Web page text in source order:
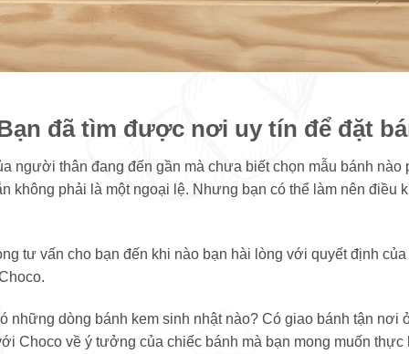
đã tìm được nơi uy tín để đặt
người thân đang đến gần mà chưa biết chọn mẫu bánh
không phải là một ngoại lệ. Nhưng bạn có thể làm nên điều
tư vấn cho bạn đến khi nào bạn hài lòng với quyết định
những dòng bánh kem sinh nhật nào? Có giao bánh tận nơi
Choco về ý tưởng của chiếc bánh mà bạn mong muốn